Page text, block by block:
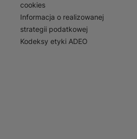
cookies
Informacja o realizowanej
strategii podatkowej
Kodeksy etyki ADEO